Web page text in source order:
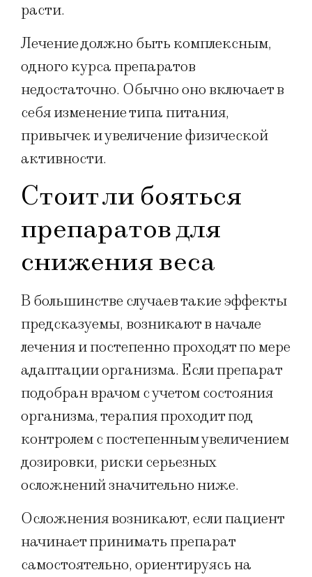
расти.
Лечение должно быть комплексным,
одного курса препаратов
недостаточно. Обычно оно включает в
себя изменение типа питания,
привычек и увеличение физической
активности.
Стоит ли бояться
препаратов для
снижения веса
В большинстве случаев такие эффекты
предсказуемы, возникают в начале
лечения и постепенно проходят по мере
адаптации организма. Если препарат
подобран врачом с учетом состояния
организма, терапия проходит под
контролем с постепенным увеличением
дозировки, риски серьезных
осложнений значительно ниже.
Осложнения возникают, если пациент
начинает принимать препарат
самостоятельно, ориентируясь на